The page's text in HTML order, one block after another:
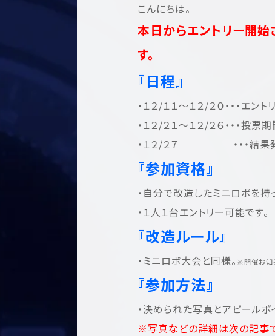
こんにちは。
本日からエントリー開始
す。
『日程』
・１２/１１～１２/２０・・・エン
・１２/２１～１２/２６・・・投票
・１２/２７ ・・・結果
『参加資格』
・自分で改造したミニロボを
・１人１台エントリー可能です。
『改造ルール』
・ミニロボ大会と同様。 ※開催お知
『参加方法』
・決められた写真とアピール
※写真などの詳細は次の記事